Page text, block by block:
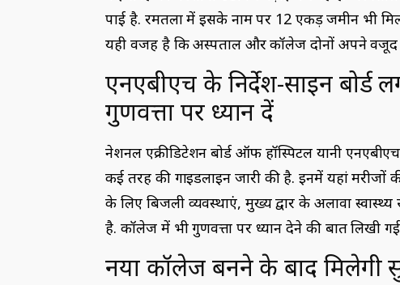
पाई है. रमतला में इसके नाम पर 12 एकड़ जमीन भी
यही वजह है कि अस्पताल और कॉलेज दोनों अपने
एनएबीएच के निर्देश-साइन बोर्ड
गुणवत्ता पर ध्यान दें
नेशनल एक्रीडिटेशन बोर्ड ऑफ हॉस्पिटल यानी
कई तरह की गाइडलाइन जारी की है. इनमें यहां मरीजों
के लिए बिजली व्यवस्थाएं, मुख्य द्वार के अलावा
है. कॉलेज में भी गुणवत्ता पर ध्यान देने की बात लिखी
नया कॉलेज बनने के बाद मिलेगी